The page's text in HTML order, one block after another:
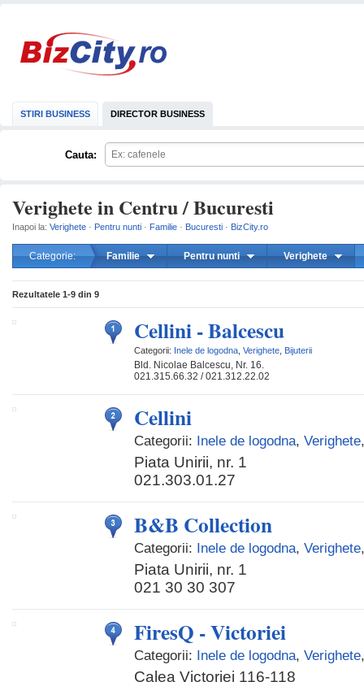
STIRI BUSINESS DIRECTOR BUSINESS
Cauta:
Verighete in Centru / Bucuresti
Inapoi la: Verighete · Pentru nunti · Familie · Bucuresti · BizCity.ro
Categorie: Familie Pentru nunti Verighete
Rezultatele 1-9 din 9
Cellini - Balcescu
Categorii: Inele de logodna Verighete Bijuterii
Bld. Nicolae Balcescu, Nr. 16.
021.315.66.32 / 021.312.22.02
Cellini
Categorii: Inele de logodna, Verighete
Piata Unirii, nr. 1
021.303.01.27
B&B Collection
Categorii: Inele de logodna, Verighete
Piata Unirii, nr. 1
021 30 30 307
FiresQ - Victoriei
Categorii: Inele de logodna, Verighete
Calea Victoriei 116-118